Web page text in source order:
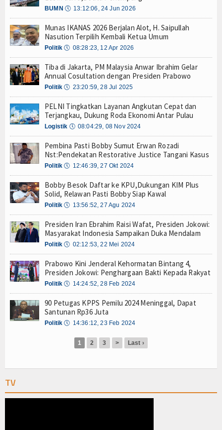
Ekspose
Hankam
Hukum
Internasional
Kelautan dan Perikanan
Kesehatan
Khazanah
Maritim
News
Olahraga
Perhubungan
Religi
Opini
Seni & Budaya
Tingkatkan Perlindungan Pekerja, Menaker:
Dorong Transparansi dan Kelancaran Logistik,
Tarif Tuna Cakalang 0% ke Jepang, KKP Jaga
Aksi Kolaborasi Lindungi Mangrove dan
PWI Pusat-AFPI Gelar Workshop Jurnalistik
Indonesia-Tailan Perkuat Kemitraan Strategis,
Lomba Agustusan Keluarga Besar Kolinlamil,
Lancarkan Logistik dan Transparansi, IPC TPK
Kapal Terbakar di Belawan, Patkamla Rubiah
Tingkatkan Perlindungan Pekerja, Menaker:
Dorong Transparansi dan Kelancaran Logistik,
Tarif Tuna Cakalang 0% ke Jepang, KKP Jaga
Aksi Kolaborasi Lindungi Mangrove dan
PWI Pusat-AFPI Gelar Workshop Jurnalistik
Indonesia-Tailan Perkuat Kemitraan Strategis,
Lomba Agustusan Keluarga Besar Kolinlamil,
Lancarkan Logistik dan Transparansi, IPC TPK
Kapal Terbakar di Belawan, Patkamla Rubiah
BUMN 🕔 13:12:06, 24 Jun 2026
Munas IKANAS 2026 Berjalan Alot, H. Saipullah
Nasution Terpilih Kembali Ketua Umum
Politik 🕔 08:28:23, 12 Apr 2026
Tiba di Jakarta, PM Malaysia Anwar Ibrahim Gelar
Annual Cosultation dengan Presiden Prabowo
Politik 🕔 23:20:59, 28 Jul 2025
PELNI Tingkatkan Layanan Angkutan Cepat dan
Terjangkau, Dukung Roda Ekonomi Antar Pulau
Logistik 🕔 08:04:29, 08 Nov 2024
Pembina Pasti Bobby Sumut Erwan Rozadi
Nst:Pendekatan Restorative Justice Tangani Kasus
Politik 🕔 12:46:39, 27 Okt 2024
Bobby Besok Daftar ke KPU,Dukungan KIM Plus
Solid, Relawan Pasti Bobby Siap Kawal
Politik 🕔 13:56:52, 27 Agu 2024
Presiden Iran Ebrahim Raisi Wafat, Presiden Jokowi:
Masyarakat Indonesia Sampaikan Duka Mendalam
Politik 🕔 02:12:53, 22 Mei 2024
Prabowo Kini Jenderal Kehormatan Bintang 4,
Presiden Jokowi: Penghargaan Bakti Kepada Rakyat
Politik 🕔 14:24:52, 28 Feb 2024
90 Petugas KPPS Pemilu 2024 Meninggal, Dapat
Santunan Rp36 Juta
Politik 🕔 14:36:12, 23 Feb 2024
1 2 3 > Last ›
TV